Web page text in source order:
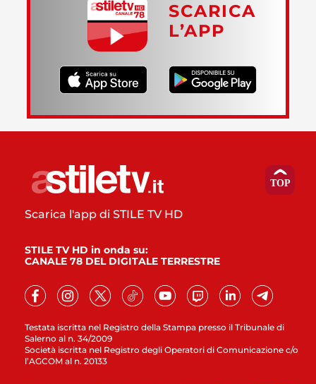
SCARICA
L’APP
Testata iscritta nel Registro della Stampa presso il Tribunale di
Salerno al n. 34/2009
Società iscritta nel Registro degli Operatori di Comunicazione c/o
l’AGCOM al n. 20133
Scarica l'app di STILE TV HD
STILE TV HD in onda su:
CANALE 78 DEL DIGITALE TERRESTRE